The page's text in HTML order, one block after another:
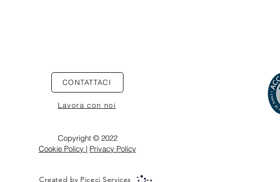
CONTATTACI
Lavora con noi
Copyright © 2022
Cookie Policy | Privacy Policy
Created by Piceci Services